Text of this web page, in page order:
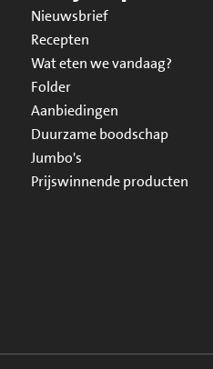
Nieuwsbrief
Recepten
Wat eten we vandaag?
Folder
Aanbiedingen
Duurzame boodschap
Jumbo's
Prijswinnende producten